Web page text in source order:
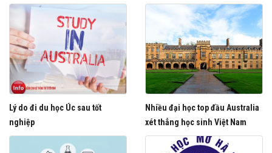
Lý do đi du học Úc sau tốt
nghiệp
Nhiều đại học top đầu Australia
xét thẳng học sinh Việt Nam